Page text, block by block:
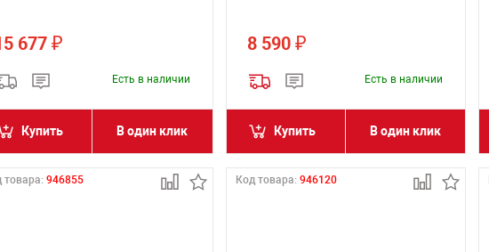
677 ₽
Есть в наличии
Купить В один клик
8 590 ₽
Есть в наличии
Купить В один клик
товара: 946855 Код товара: 946120